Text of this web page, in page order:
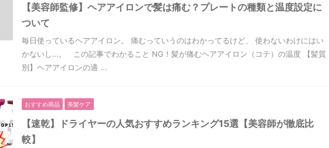
【美容師監修】ヘアアイロンで髪は痛む？プレートの種類と温度設定に
ついて
毎日使っているヘアアイロン。 痛むっていうのはわかってるけど、 使わないわけにはい
かないし…。 この記事でわかること NG！髪が痛むヘアアイロン（コテ）の温度 【髪質
別】ヘアアイロンの適 ...
おすすめ商品 美髪ケア
【速乾】ドライヤーの人気おすすめランキング15選【美容師が徹底比
較】